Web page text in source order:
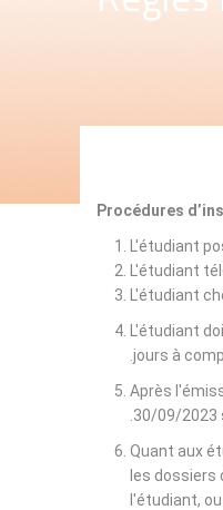
Procédures
L'étudiant
L'étudiant
L'étudiant
L'étudiant
jours à
Après
30/09/2023
Quant aux
les dossiers
l'étudiant,